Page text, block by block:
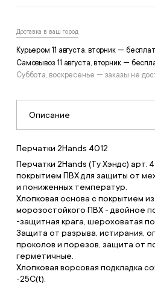
Доставка в ваш город
Курьером 11 августа, вторник —
Самовывоз 11 августа, вторник —
Суббота, воскресенье — заказы не
Описание
Перчатки 2Hands 4012
Перчатки 2Hands (Ту Хэндс) арт.
покрытием ПВХ для защиты от
и пониженных температур.
Хлопковая основа с покрытием
морозостойкого ПВХ - двойное
-защитная крага, шероховатая
Защита от разрыва, истирания,
проколов и порезов, защита от
герметичные.
Хлопковая ворсовая подкладка
-25С(t).